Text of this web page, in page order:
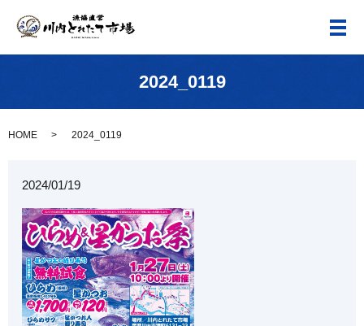
メ
2024_0119
HOME 2024_0119
2024/01/19